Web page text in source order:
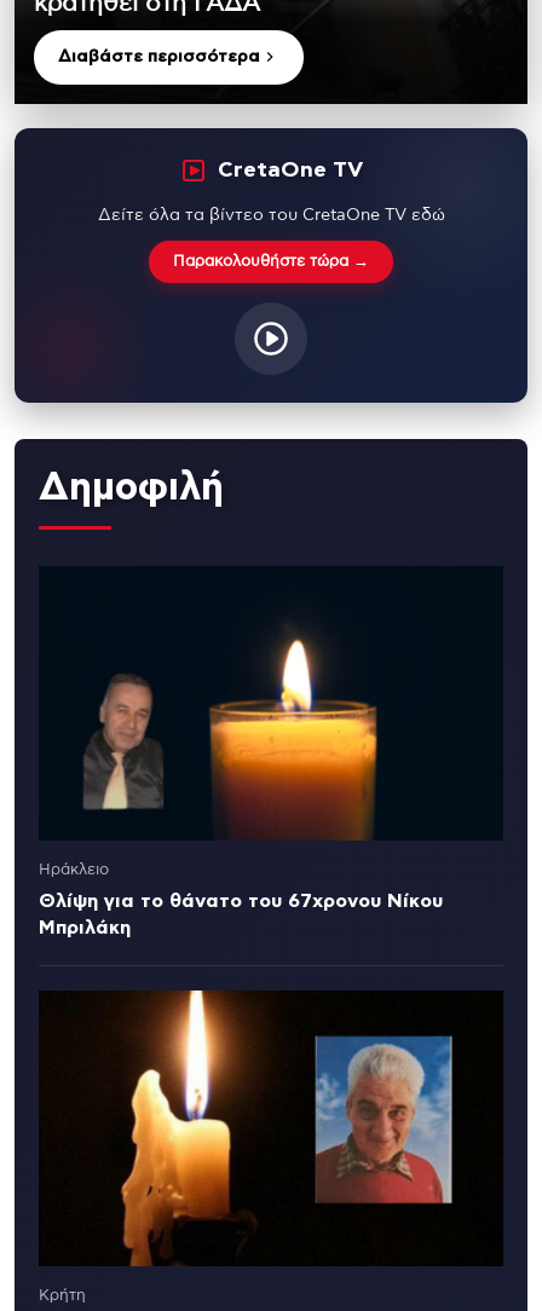
Διαβάστε περισσότερα
CretaOne TV
Δείτε όλα τα βίντεο του CretaOne TV εδώ
Παρακολουθήστε τώρα →
Δημοφιλή
Ηράκλειο
Θλίψη για το θάνατο του 67χρονου Νίκου
Μπριλάκη
Κρήτη